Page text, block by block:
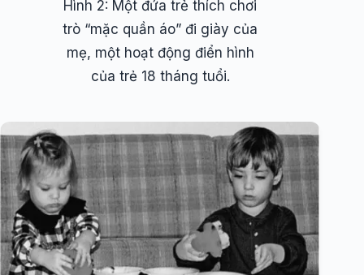
Hình 2: Một đứa trẻ thích chơi
trò “mặc quần áo” đi giày của
mẹ, một hoạt động điển hình
của trẻ 18 tháng tuổi.